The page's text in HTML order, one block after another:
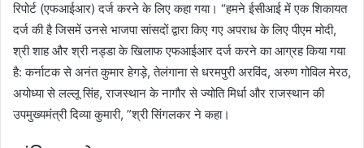
रिपोर्ट (एफआईआर) दर्ज करने के लिए कहा गया। “हमने ईसीआई में एक शिकायत
दर्ज की है जिसमें उनसे भाजपा सांसदों द्वारा किए गए अपराध के लिए पीएम मोदी,
श्री शाह और श्री नड्डा के खिलाफ एफआईआर दर्ज करने का आग्रह किया गया
है: कर्नाटक से अनंत कुमार हेगड़े, तेलंगाना से धरमपुरी अरविंद, अरुण गोविल मेरठ,
अयोध्या से लल्लू सिंह, राजस्थान के नागौर से ज्योति मिर्धा और राजस्थान की
उपमुख्यमंत्री दिव्या कुमारी, ”श्री सिंगलकर ने कहा।